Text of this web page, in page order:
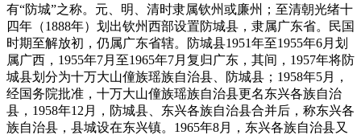
有“防城”之称。元、明、清时隶属钦州或廉州；至清朝光绪十
四年（1888年）划出钦州西部设置防城县，隶属广东省。民国
时期至解放初，仍属广东省辖。防城县1951年至1955年6月划
属广西，1955年7月至1965年7月复归广东，其间，1957年将防
城县划分为十万大山僮族瑶族自治县、防城县；1958年5月，
经国务院批准，十万大山僮族瑶族自治县更名东兴各族自治
县，1958年12月，防城县、东兴各族自治县合并后，称东兴各
族自治县，县城设在东兴镇。1965年8月，东兴各族自治县又